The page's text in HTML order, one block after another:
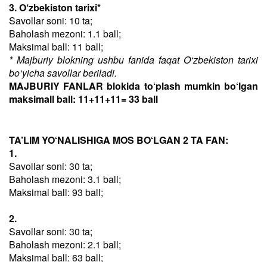
3. O‘zbekiston tarixi*
Savollar soni: 10 ta;
Baholash mezoni: 1.1 ball;
Maksimal ball: 11 ball;
* Majburiy blokning ushbu fanida faqat O‘zbekiston tarixi
bo‘yicha savollar beriladi.
MAJBURIY FANLAR blokida to‘plash mumkin bo‘lgan
maksimall ball: 11+11+11= 33 ball
TA’LIM YO‘NALISHIGA MOS BO‘LGAN 2 TA FAN:
1.
Savollar soni: 30 ta;
Baholash mezoni: 3.1 ball;
Maksimal ball: 93 ball;
2.
Savollar soni: 30 ta;
Baholash mezoni: 2.1 ball;
Maksimal ball: 63 ball;